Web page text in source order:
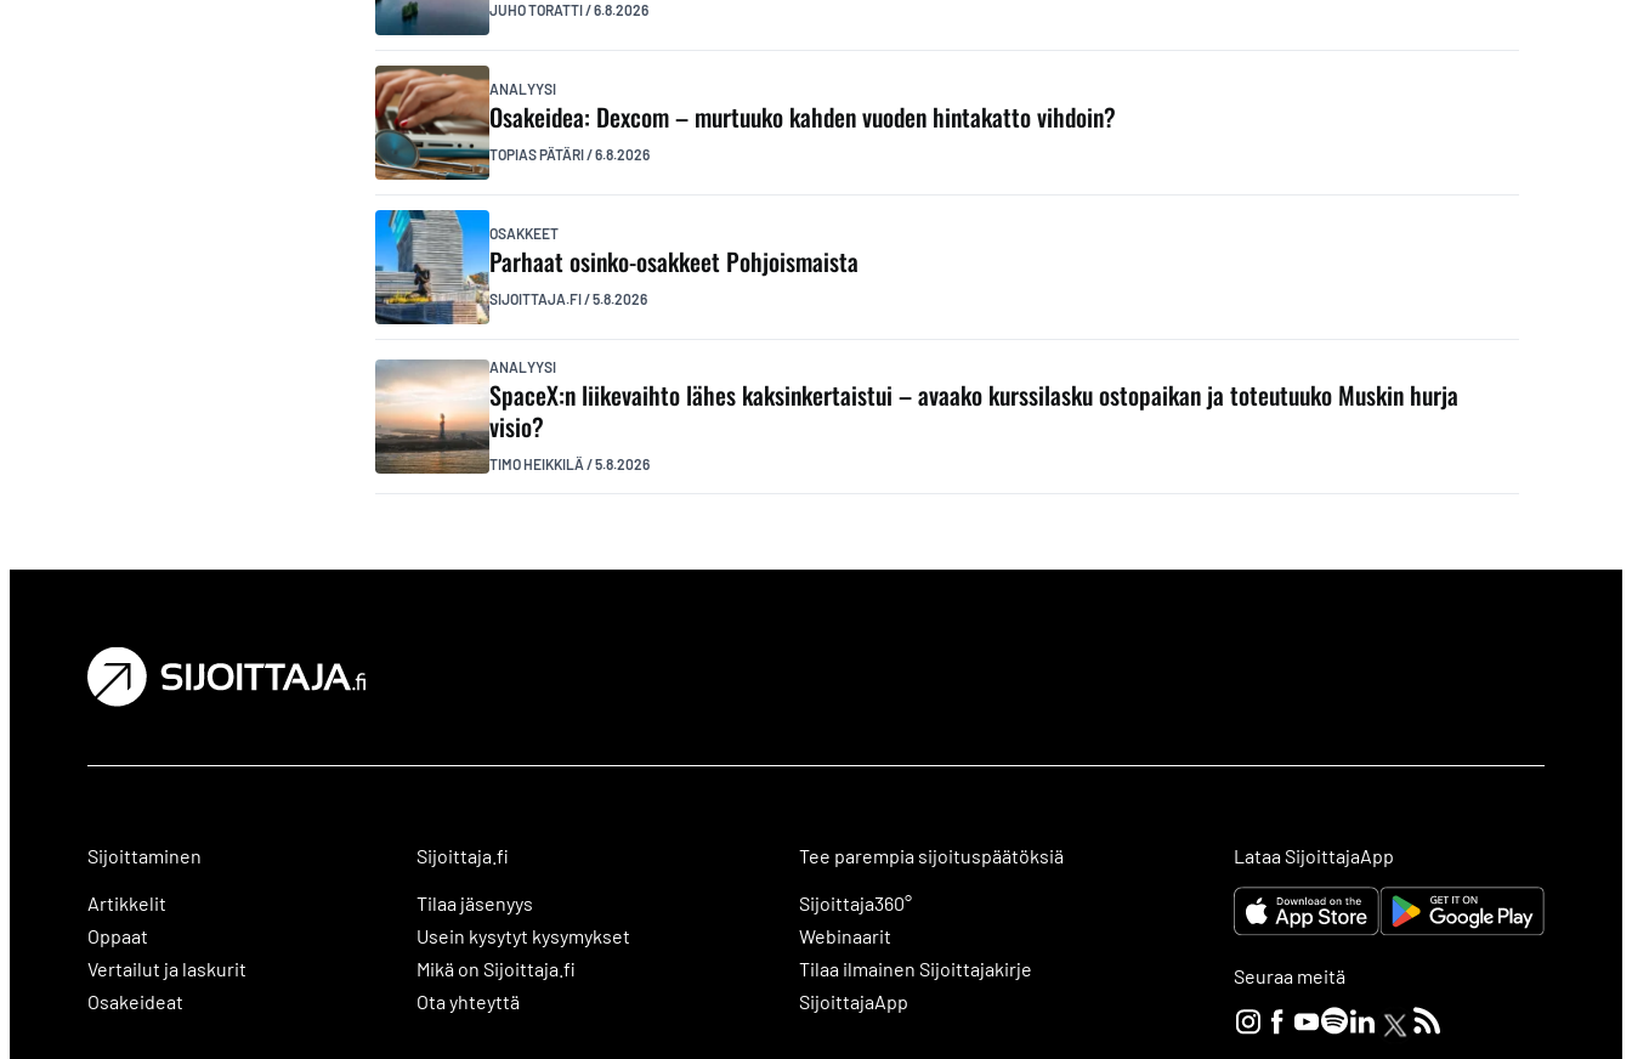
JUHO TORATTI/6.8.2026
ANALYYSI
Osakeidea: Dexcom – murtuuko kahden vuoden hintakatto vihdoin?
TOPIAS PÄTÄRI/6.8.2026
OSAKKEET
Parhaat osinko-osakkeet Pohjoismaista
SIJOITTAJA.FI/5.8.2026
ANALYYSI
SpaceX:n liikevaihto lähes kaksinkertaistui – avaako kurssilasku ostopaikan ja toteutuuko Muskin hurja
visio?
TIMO HEIKKILÄ /5.8.2026
Sijoittaminen
Artikkelit
Oppaat
Vertailut ja laskurit
Osakeideat
Sijoittaja.fi
Tilaa jäsenyys
Usein kysytyt kysymykset
Mikä on Sijoittaja.fi
Ota yhteyttä
Tee parempia sijoituspäätöksiä
Sijoittaja360°
Webinaarit
Tilaa ilmainen Sijoittajakirje
SijoittajaApp
Lataa SijoittajaApp
Seuraa meitä